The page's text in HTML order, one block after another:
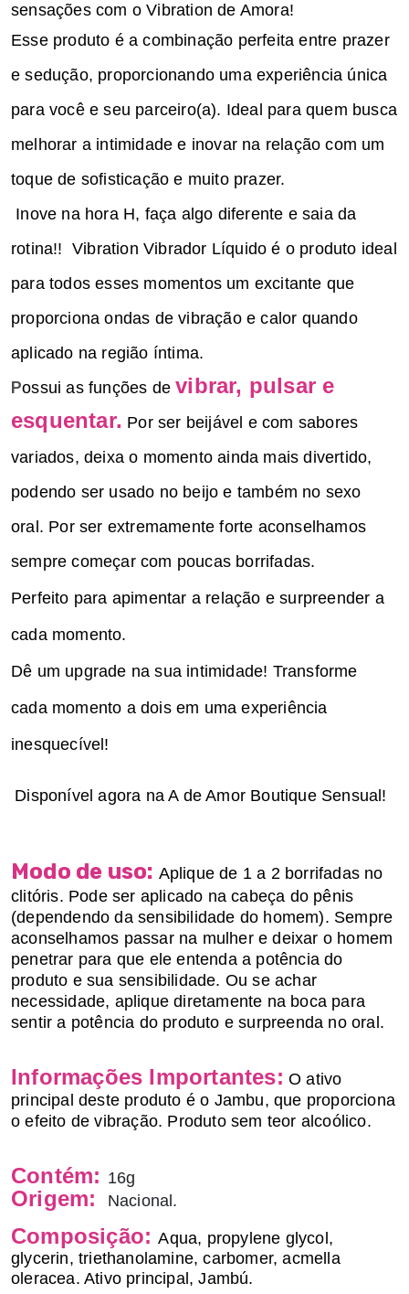
sensações com o Vibration de Amora!
Esse produto é a combinação perfeita entre prazer
e sedução, proporcionando uma experiência única
para você e seu parceiro(a). Ideal para quem busca
melhorar a intimidade e inovar na relação com um
toque de sofisticação e muito prazer.
Inove na hora H, faça algo diferente e saia da
rotina!! Vibration Vibrador Líquido é o produto ideal
para todos esses momentos um excitante que
proporciona ondas de vibração e calor quando
aplicado na região íntima.
Possui as funções devibrar, pulsar e
esquentar. Por ser beijável e com sabores
variados, deixa o momento ainda mais divertido,
podendo ser usado no beijo e também no sexo
oral. Por ser extremamente forte aconselhamos
sempre começar com poucas borrifadas.
Perfeito para apimentar a relação e surpreender a
cada momento.
Dê um upgrade na sua intimidade! Transforme
cada momento a dois em uma experiência
inesquecível!
Disponível agora na A de Amor Boutique Sensual!
Modo de uso: Aplique de 1 a 2 borrifadas no
clitóris. Pode ser aplicado na cabeça do pênis
(dependendo da sensibilidade do homem). Sempre
aconselhamos passar na mulher e deixar o homem
penetrar para que ele entenda a potência do
produto e sua sensibilidade. Ou se achar
necessidade, aplique diretamente na boca para
sentir a potência do produto e surpreenda no oral.
Informações Importantes: O ativo
principal deste produto é o Jambu, que proporciona
o efeito de vibração. Produto sem teor alcoólico.
Contém: 16g
Origem: Nacional.
Composição:Aqua, propylene glycol,
glycerin, triethanolamine, carbomer, acmella
oleracea. Ativo principal, Jambú.